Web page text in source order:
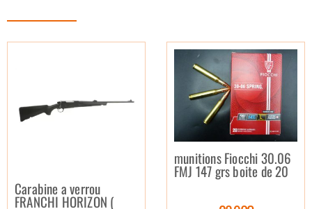
Carabine a verrou
FRANCHI HORIZON (
munitions Fiocchi 30.06
FMJ 147 grs boite de 20